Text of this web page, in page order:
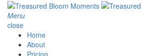
Menu
close
Home
About